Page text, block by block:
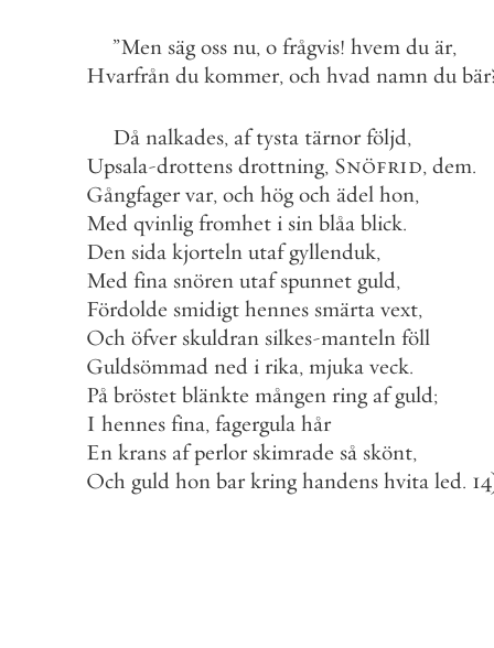
”Men säg oss nu, o frågvis! hvem du är,
Hvarfrån du kommer, och hvad namn du bär
Då nalkades, af tysta tärnor följd,
Upsala-drottens drottning, Snöfrid, dem.
Gångfager var, och hög och ädel hon,
Med qvinlig fromhet i sin blåa blick.
Den sida kjorteln utaf gyllenduk,
Med fina snören utaf spunnet guld,
Fördolde smidigt hennes smärta vext,
Och öfver skuldran silkes-manteln föll
Guldsömmad ned i rika, mjuka veck.
På bröstet blänkte mången ring af guld;
I hennes fina, fagergula hår
En krans af perlor skimrade så skönt,
Och guld hon bar kring handens hvita led.